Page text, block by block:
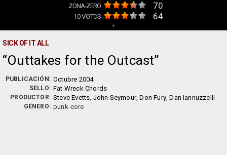
ZONA-ZERO 70
10VOTOS 64
+
SICK OF IT ALL
Outtakes for the Outcast
PUBLICACIÓN: Octubre 2004
SELLO: Fat Wreck Chords
PRODUCTOR: Steve Evetts, John Seymour,Don Fury,Dan Iannuzzelli
GÉNERO: punk-core